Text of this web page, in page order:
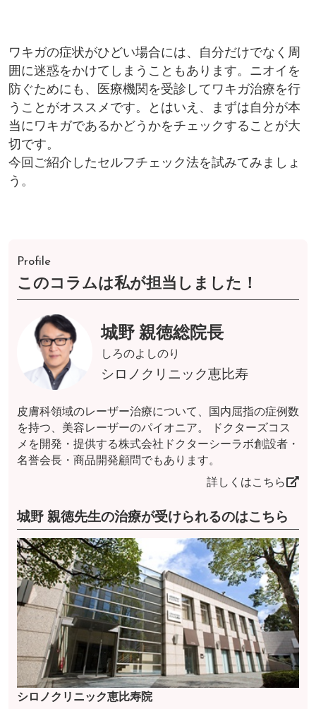
ワキガの症状がひどい場合には、自分だけでなく周
囲に迷惑をかけてしまうこともあります。ニオイを
防ぐためにも、医療機関を受診してワキガ治療を行
うことがオススメです。とはいえ、まずは自分が本
当にワキガであるかどうかをチェックすることが大
切です。
今回ご紹介したセルフチェック法を試みてみましょ
う。
Profile
このコラムは私が担当しました！
城野 親徳総院長
しろのよしのり
シロノクリニック恵比寿
皮膚科領域のレーザー治療について、国内屈指の症例数
を持つ、美容レーザーのパイオニア。 ドクターズコス
メを開発・提供する株式会社ドクターシーラボ創設者・
名誉会長・商品開発顧問でもあります。
詳しくはこちら
城野 親徳先生の治療が受けられるのはこちら
シロノクリニック恵比寿院